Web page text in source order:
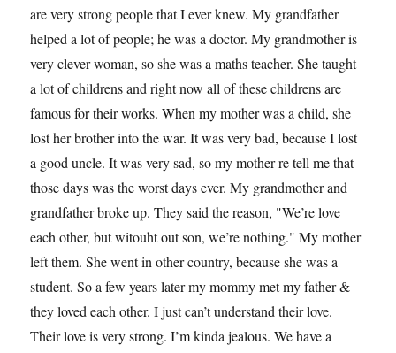
are very strong people that I ever knew. My grandfather
helped a lot of people; he was a doctor. My grandmother is
very clever woman, so she was a maths teacher. She taught
a lot of childrens and right now all of these childrens are
famous for their works. When my mother was a child, she
lost her brother into the war. It was very bad, because I lost
a good uncle. It was very sad, so my mother re tell me that
those days was the worst days ever. My grandmother and
grandfather broke up. They said the reason, "We’re love
each other, but witouht out son, we’re nothing." My mother
left them. She went in other country, because she was a
student. So a few years later my mommy met my father &
they loved each other. I just can’t understand their love.
Their love is very strong. I’m kinda jealous. We have a